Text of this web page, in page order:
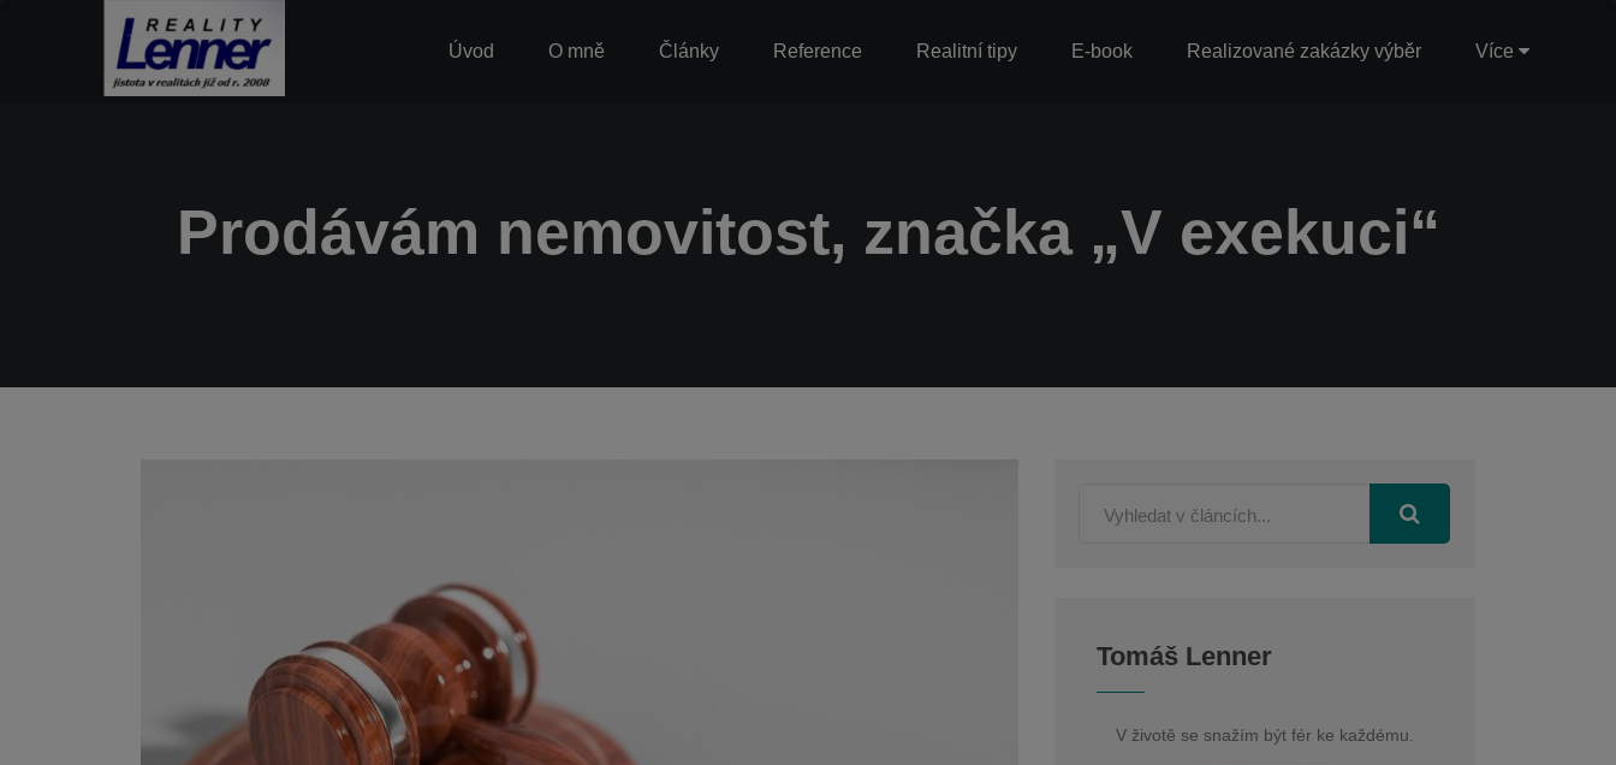
Úvod O mně Články Reference Realitní tipy E-book Realizované zakázky výběr Více
Prodávám nemovitost, značka „V exekuci“
Tomáš Lenner
V životě se snažím být fér ke každému.